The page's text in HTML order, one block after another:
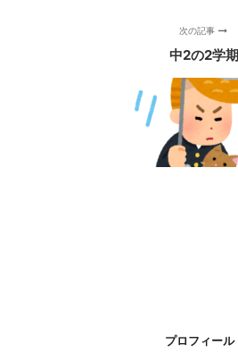
次の記事
中2の2学期
プロフィール